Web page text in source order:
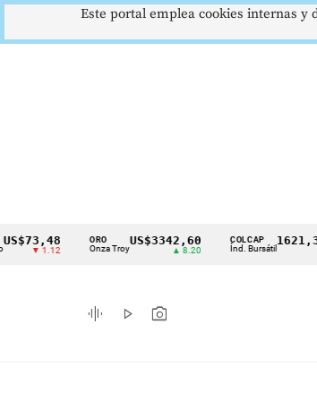
Cintillo
indicadores
económicos
ORO
Onza Troy
US$3342,60 COLCAP
Índ. Bursátil
1621,34 pts
graphic_eq play_arrow photo_camera
Este portal emplea cookies internas y